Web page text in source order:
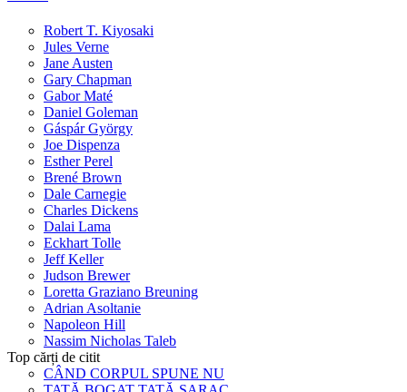
Robert T. Kiyosaki
Jules Verne
Jane Austen
Gary Chapman
Gabor Maté
Daniel Goleman
Gáspár György
Joe Dispenza
Esther Perel
Brené Brown
Dale Carnegie
Charles Dickens
Dalai Lama
Eckhart Tolle
Jeff Keller
Judson Brewer
Loretta Graziano Breuning
Adrian Asoltanie
Napoleon Hill
Nassim Nicholas Taleb
Top cărți de citit
CÂND CORPUL SPUNE NU